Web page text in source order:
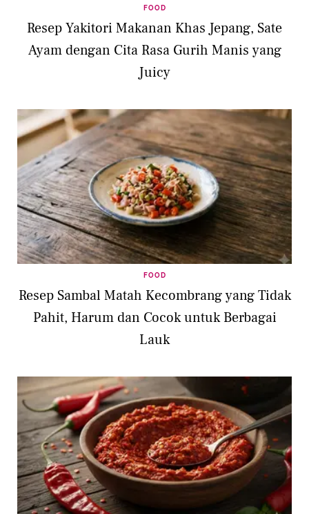
FOOD
Resep Yakitori Makanan Khas Jepang, Sate
Ayam dengan Cita Rasa Gurih Manis yang
Juicy
FOOD
Resep Sambal Matah Kecombrang yang Tidak
Pahit, Harum dan Cocok untuk Berbagai
Lauk